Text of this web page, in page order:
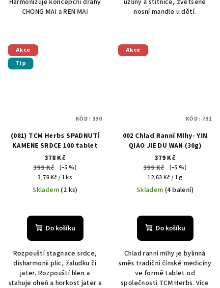
CHONG MAI a REN MAI
nosní mandle u dětí.
Akce
Tip
(081) TCM Herbs SPADNUTÍ
KAMENE SRDCE 100 tablet
378 Kč
399 Kč
(–5 %)
Měrná
cena:
3,78 Kč / 1 ks
Skladem(2 ks)
hodnocení
produktu
z
5
hvězdiček.
Do košíku
Rozpouští stagnace srdce,
disharmonii plic, žaludku či
jater. Rozpouští hlen a
stahuje oheň a horkost jater a
KÓD: 330
Akce
002 Chlad Ranní Mlhy- YIN
QIAO JIE DU WAN (30g)
379 Kč
399 Kč
(–5 %)
Měrná
cena:
12,63 Kč / 1 g
Skladem(4 balení)
Do košíku
Chlad ranní mlhy je bylinná
směs tradiční čínské medicíny
ve formě tablet od
společnosti TCM Herbs. Více
KÓD: 731